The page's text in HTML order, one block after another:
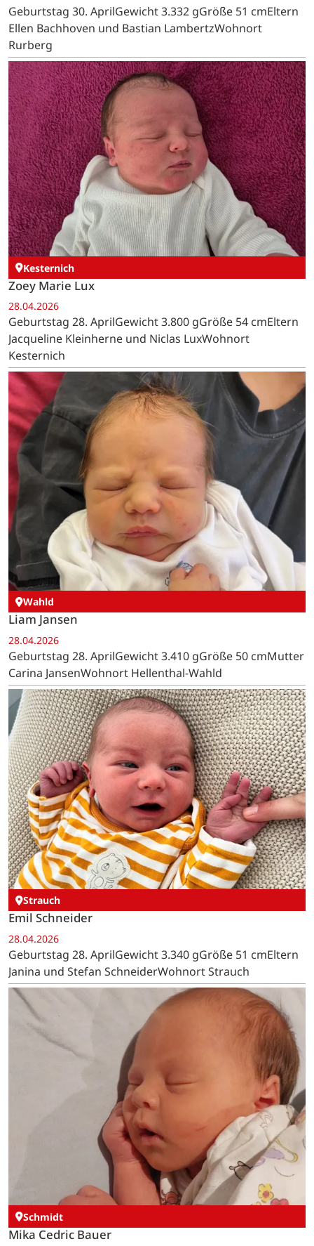
Geburtstag 30. AprilGewicht 3.332 gGröße 51 cmEltern
Ellen Bachhoven und Bastian LambertzWohnort
Rurberg
Kesternich
Zoey Marie Lux
28.04.2026
Geburtstag 28. AprilGewicht 3.800 gGröße 54 cmEltern
Jacqueline Kleinherne und Niclas LuxWohnort
Kesternich
Wahld
Liam Jansen
28.04.2026
Geburtstag 28. AprilGewicht 3.410 gGröße 50 cmMutter
Carina JansenWohnort Hellenthal-Wahld
Strauch
Emil Schneider
28.04.2026
Geburtstag 28. AprilGewicht 3.340 gGröße 51 cmEltern
Janina und Stefan SchneiderWohnort Strauch
Schmidt
Mika Cedric Bauer